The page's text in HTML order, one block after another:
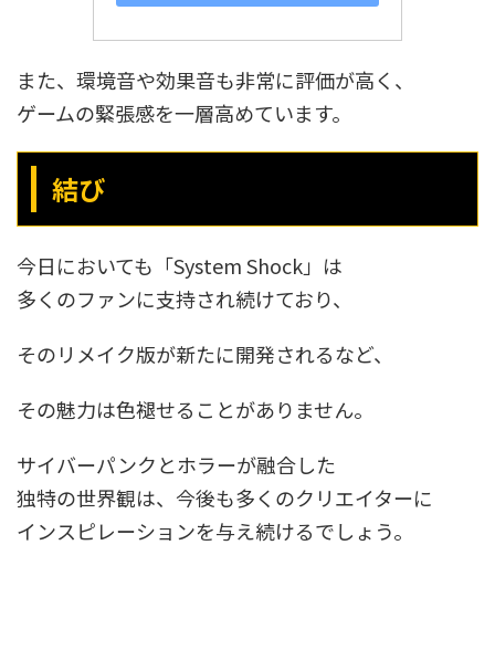
また、環境音や効果音も非常に評価が高く、
ゲームの緊張感を一層高めています。
結び
今日においても「System Shock」は
多くのファンに支持され続けており、
そのリメイク版が新たに開発されるなど、
その魅力は色褪せることがありません。
サイバーパンクとホラーが融合した
独特の世界観は、今後も多くのクリエイターに
インスピレーションを与え続けるでしょう。